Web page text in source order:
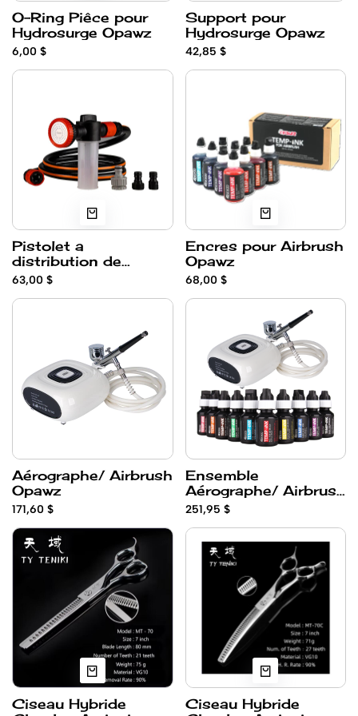
O-Ring Piêce pour
Hydrosurge Opawz
6,00 $
Support pour
Hydrosurge Opawz
42,85 $
Pistolet a
distribution de
Shampoing Opawz
63,00 $
Encres pour Airbrush
Opawz
68,00 $
Aérographe/ Airbrush
Opawz
171,60 $
Ensemble
Aérographe/ Airbrush
et encres Opawz
251,95 $
Ciseau Hybride
Ciseau Hybride